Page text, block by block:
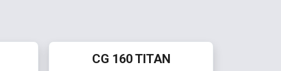
CG 160 TITAN